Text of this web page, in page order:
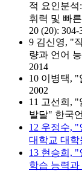
적 요인분
휘력 및 빠
20 (20): 304-
9 김신영, "
량과 언어
2014
10 이병택, "
2002
11 고선희,
발달" 한국
12 우정수,
대학교 대학
13 현승희,
학습 능력